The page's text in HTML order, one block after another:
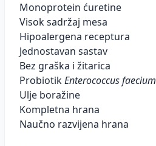
Monoprotein ćuretine
Visok sadržaj mesa
Hipoalergena receptura
Jednostavan sastav
Bez graška i žitarica
ProbiotikEnterococcus faecium
Ulje boražine
Kompletna hrana
Naučno razvijena hrana